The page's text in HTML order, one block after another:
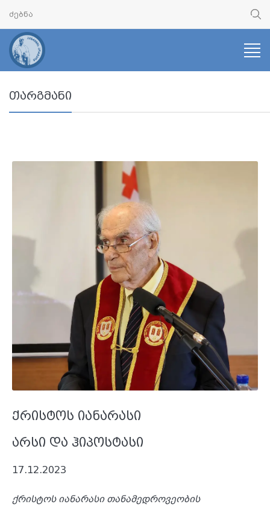
თარგმანი
ქრისტოს იანარასი
არსი და ჰიპოსტასი
17.12.2023
ქრისტოს იანარასი თანამედროვეობის